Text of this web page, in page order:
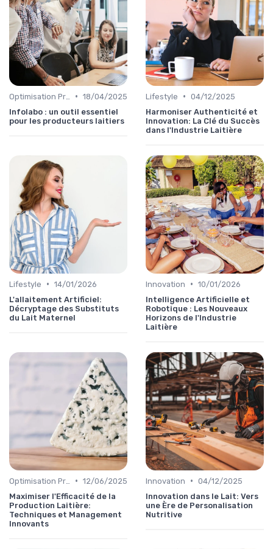
• 18/04/2025
Infolabo : un outil essentiel
pour les producteurs laitiers
Lifestyle • 04/12/2025
Harmoniser Authenticité et
Innovation: La Clé du Succès
dans l'Industrie Laitière
Lifestyle • 14/01/2026
L'allaitement Artificiel:
Décryptage des Substituts
du Lait Maternel
Innovation • 10/01/2026
Intelligence Artificielle et
Robotique : Les Nouveaux
Horizons de l'Industrie
Laitière
• 12/06/2025
Maximiser l'Efficacité de la
Production Laitière:
Techniques et Management
Innovants
Innovation • 04/12/2025
Innovation dans le Lait: Vers
une Ère de Personalisation
Nutritive